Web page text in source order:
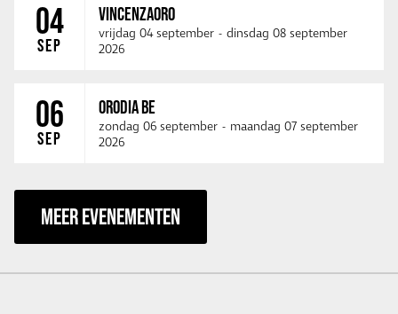
04
SEP
VINCENZAORO
vrijdag 04 september - dinsdag 08 september
2026
06
SEP
ORODIA BE
zondag 06 september - maandag 07 september
2026
MEER EVENEMENTEN